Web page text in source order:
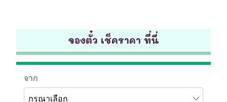
จองตั๋ว เช็คราคา ที่นี่